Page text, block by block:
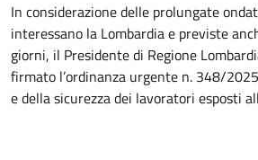
In considerazione delle prolungate
interessano la Lombardia e previste
giorni, il Presidente di Regione
firmato l’ordinanza urgente n. 348/
e della sicurezza dei lavoratori esposti